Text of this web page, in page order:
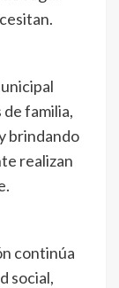
familia,
brindando
realizan
continúa
social,